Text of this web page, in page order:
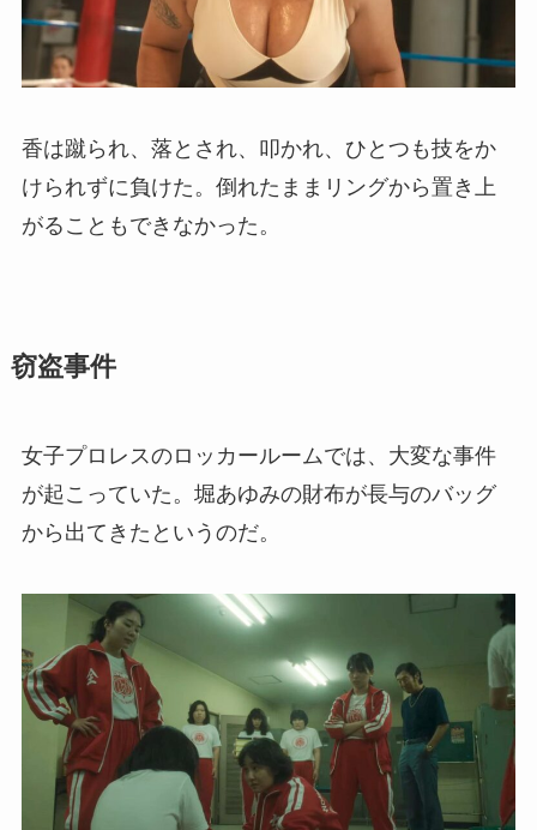
香は蹴られ、落とされ、叩かれ、ひとつも技をか
けられずに負けた。倒れたままリングから置き上
がることもできなかった。
窃盗事件
女子プロレスのロッカールームでは、大変な事件
が起こっていた。堀あゆみの財布が長与のバッグ
から出てきたというのだ。